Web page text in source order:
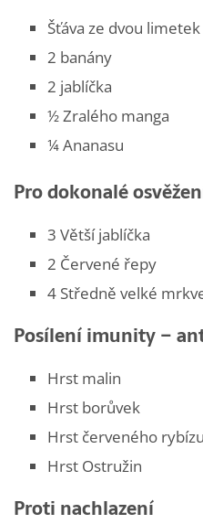
Šťáva ze dvou limetek
2 banány
2 jablíčka
½ Zralého manga
¼ Ananasu
Pro dokonalé
3 Větší jablíčka
2 Červené řepy
4 Středně velké
Posílení imunity –
Hrst malin
Hrst borůvek
Hrst červeného rybízu
Hrst Ostružin
Proti nachlazení